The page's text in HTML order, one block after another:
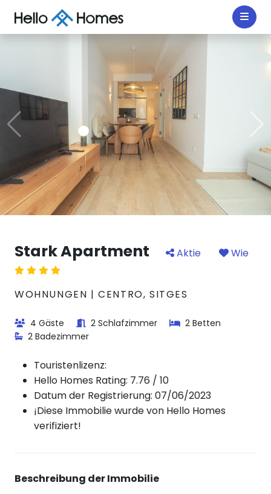
Stark Apartment Aktie Wie
WOHNUNGEN | CENTRO, SITGES
4 Gäste 2 Schlafzimmer
2 Betten
2 Badezimmer
Touristenlizenz:
Hello Homes Rating: 7.76 / 10
Datum der Registrierung: 07/06/2023
¡Diese Immobilie wurde von Hello Homes
verifiziert!
Beschreibung der Immobilie